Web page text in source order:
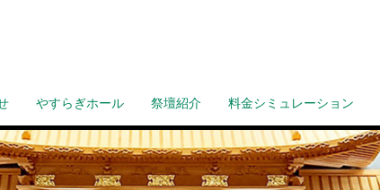
やすらぎホール 祭壇紹介 料金シミュレーション